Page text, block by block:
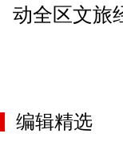
动全区文旅
编辑精选